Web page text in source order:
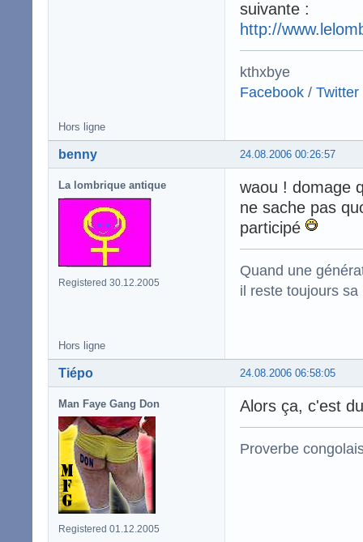
suivante :
http://
kthxbye
Facebook / Twitter
Hors ligne
24.08.2006 00:26:57
benny
La lombrique antique
Registered 30.12.2005
waou ! domage
ne sache pas
participé
Quand une
il reste
Hors ligne
24.08.2006 06:58:05
Tiépo
Man Faye Gang Don
Registered 01.12.2005
Alors ça, c'est
Proverbe